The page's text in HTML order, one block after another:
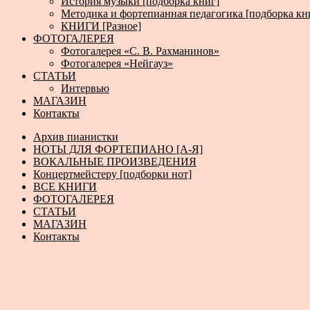
Методика и фортепианная педагогика [подборка
КНИГИ [Разное]
ФОТОГАЛЕРЕЯ
Фотогалерея «С. В. Рахманинов»
Фотогалерея «Нейгауз»
СТАТЬИ
Интервью
МАГАЗИН
Контакты
Архив пианистки
НОТЫ ДЛЯ ФОРТЕПИАНО [А-Я]
ВОКАЛЬНЫЕ ПРОИЗВЕДЕНИЯ
Концертмейстеру [подборки нот]
ВСЕ КНИГИ
ФОТОГАЛЕРЕЯ
СТАТЬИ
МАГАЗИН
Контакты